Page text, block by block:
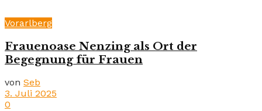
Vorarlberg
Frauenoase Nenzing als Ort der
Begegnung für Frauen
von Seb
3. Juli 2025
0